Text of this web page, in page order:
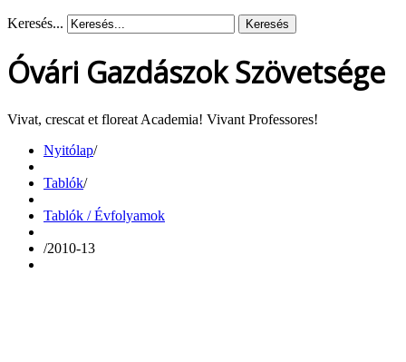
Keresés... Keresés
Óvári Gazdászok Szövetsége
Vivat, crescat et floreat Academia! Vivant Professores!
Nyitólap/
Tablók/
Tablók / Évfolyamok
/2010-13